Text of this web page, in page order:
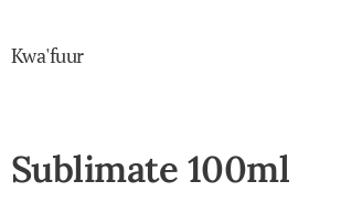
Kwa'fuur
Sublimate 100ml